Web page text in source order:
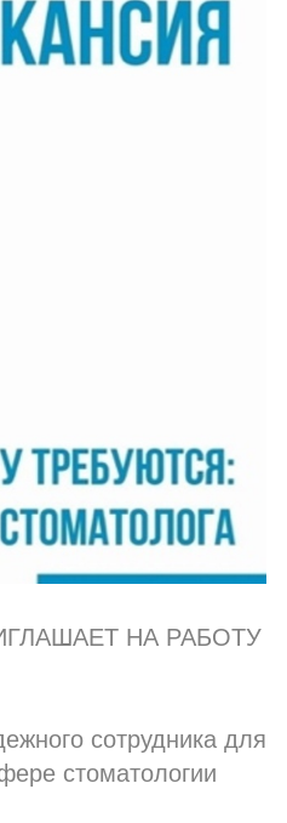
НА РАБОТУ
сотрудника для
стоматологии